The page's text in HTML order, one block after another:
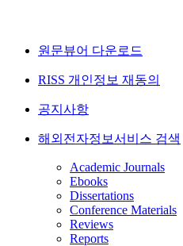
원문뷰어 다운로드
RISS 개인정보 재동의
공지사항
해외전자정보서비스 검색
Academic Journals
Ebooks
Dissertations
Conference Materials
Reviews
Reports